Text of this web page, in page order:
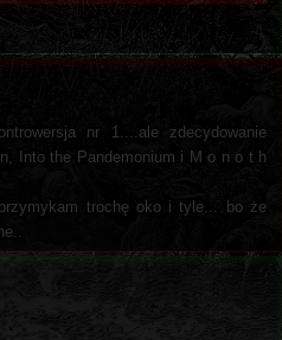
nr 1....ale zdecydowanie
Into the Pandemonium i M o n o t h
trochę oko i tyle... bo że